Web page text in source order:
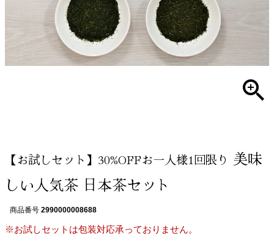
【お試しセット】30%OFFお一人様1回限り 美味
しい人気茶 日本茶セット
商品番号 2990000008688
※お試しセットは包装対応承っておりません。